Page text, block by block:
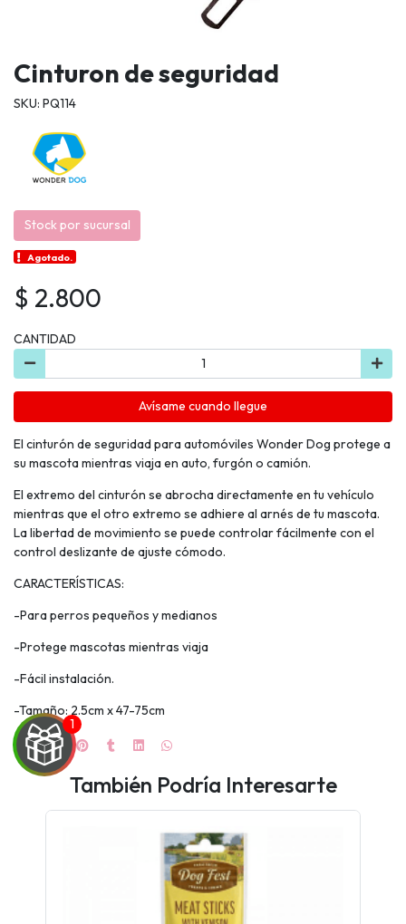
Cinturon de seguridad
SKU: PQ114
Stock por sucursal
Agotado.
$ 2.800
CANTIDAD
Avísame cuando llegue
El cinturón de seguridad para automóviles Wonder Dog protege a
su mascota mientras viaja en auto, furgón o camión.
El extremo del cinturón se abrocha directamente en tu vehículo
mientras que el otro extremo se adhiere al arnés de tu mascota.
La libertad de movimiento se puede controlar fácilmente con el
control deslizante de ajuste cómodo.
CARACTERÍSTICAS:
-Para perros pequeños y medianos
-Protege mascotas mientras viaja
-Fácil instalación.
-Tamaño: 2.5cm x 47-75cm
También Podría Interesarte